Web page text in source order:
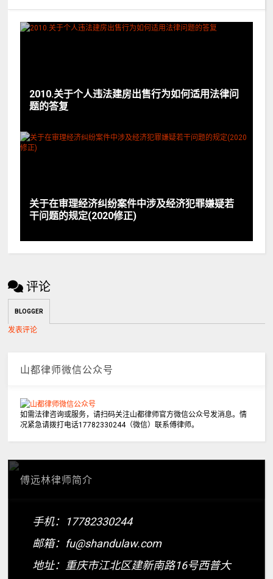
2010.关于个人违法建房出售行为如何适用法律问
题的答复
关于在审理经济纠纷案件中涉及经济犯罪嫌疑若
干问题的规定(2020修正)
评论
BLOGGER
发表评论
山都律师微信公众号
如需法律咨询或服务，请扫码关注山都律师官方微信公众号发消息。情
况紧急请拨打电话17782330244（微信）联系傅律师。
傅远林律师简介
手机：17782330244
邮箱：fu@shandulaw.com
地址：重庆市江北区建新南路16号西普大